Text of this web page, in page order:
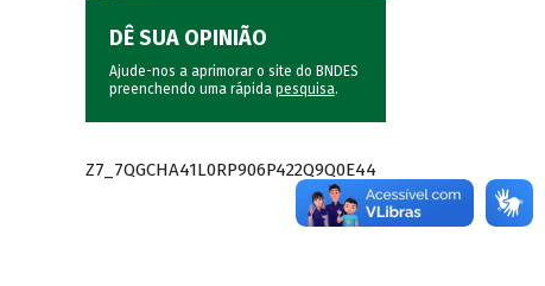
DÊ SUA OPINIÃO
Ajude-nos a aprimorar o site do BNDES
preenchendo uma rápida pesquisa.
Z7_7QGCHA41L0RP906P422Q9Q0E44